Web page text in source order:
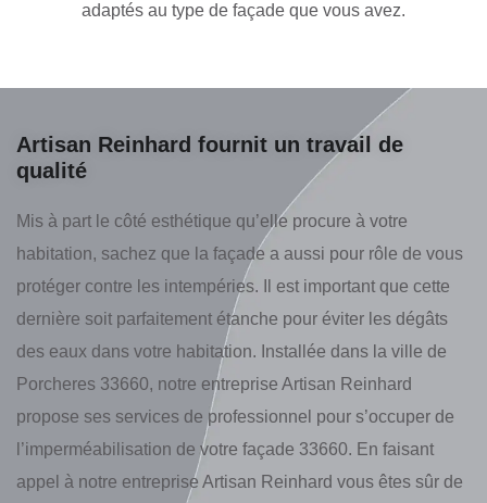
adaptés au type de façade que vous avez.
Artisan Reinhard fournit un travail de
qualité
Mis à part le côté esthétique qu’elle procure à votre
habitation, sachez que la façade a aussi pour rôle de vous
protéger contre les intempéries. Il est important que cette
dernière soit parfaitement étanche pour éviter les dégâts
des eaux dans votre habitation. Installée dans la ville de
Porcheres 33660, notre entreprise Artisan Reinhard
propose ses services de professionnel pour s’occuper de
l’imperméabilisation de votre façade 33660. En faisant
appel à notre entreprise Artisan Reinhard vous êtes sûr de